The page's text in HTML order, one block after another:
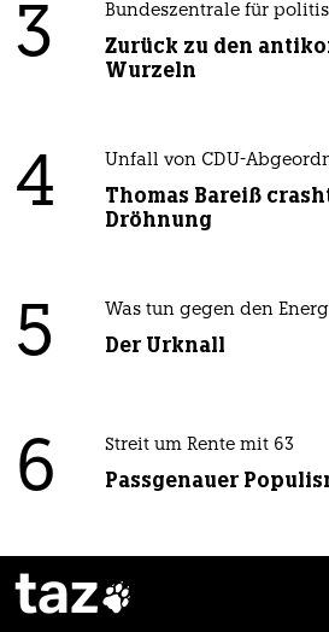
3 Bundeszentrale für
Zurück zu den
Wurzeln
4 Unfall von CDU-
Thomas Bareiß
Dröhnung
5 Was tun gegen den
Der Urknall
6 Streit um Rente mit 63
Passgenauer
taz